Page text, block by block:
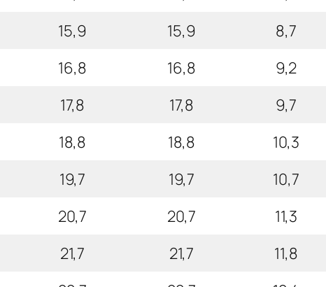
15,9 15,9 8,7
16,8 16,8 9,2
17,8 17,8 9,7
18,8 18,8 10,3
19,7 19,7 10,7
20,7 20,7 11,3
21,7 21,7 11,8